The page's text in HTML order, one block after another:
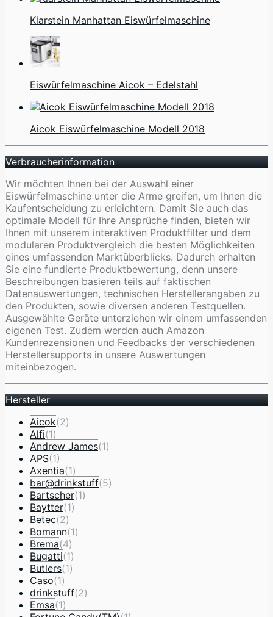
Klarstein Manhattan Eiswürfelmaschine
Eiswürfelmaschine Aicok – Edelstahl
Aicok Eiswürfelmaschine Modell 2018
Verbraucherinformation
Wir möchten Ihnen bei der Auswahl einer
Eiswürfelmaschine unter die Arme greifen, um Ihnen die
Kaufentscheidung zu erleichtern. Damit Sie auch das
optimale Modell für Ihre Ansprüche finden, bieten wir
Ihnen mit unserem interaktiven Produktfilter und dem
modularen Produktvergleich die besten Möglichkeiten
eines umfassenden Marktüberblicks. Dadurch erhalten
Sie eine fundierte Produktbewertung, denn unsere
Beschreibungen basieren teils auf faktischen
Datenauswertungen, technischen Herstellerangaben zu
den Produkten, sowie diversen anderen Testquellen.
Ausgewählte Geräte unterziehen wir einem umfassenden
eigenen Test. Zudem werden auch Amazon
Kundenrezensionen und Feedbacks der verschiedenen
Herstellersupports in unsere Auswertungen
miteinbezogen.
Hersteller
Aicok(2)
Alfi(1)
Andrew James(1)
APS(1)
Axentia(1)
bar@drinkstuff(5)
Bartscher(1)
Baytter(1)
Betec(2)
Bomann(1)
Brema(4)
Bugatti(1)
Butlers(1)
Caso(1)
drinkstuff(2)
Emsa(1)